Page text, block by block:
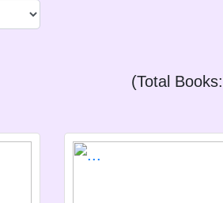
(Total Books: